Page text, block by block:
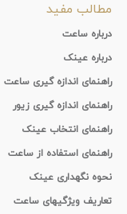
مطالب مفید
درباره ساعت
درباره عینک
راهنمای اندازه گیری ساعت
راهنمای اندازه گیری زیور
راهنمای انتخاب عینک
راهنمای استفاده از ساعت
نحوه نگهداری عینک
تعاریف ویژگیهای ساعت